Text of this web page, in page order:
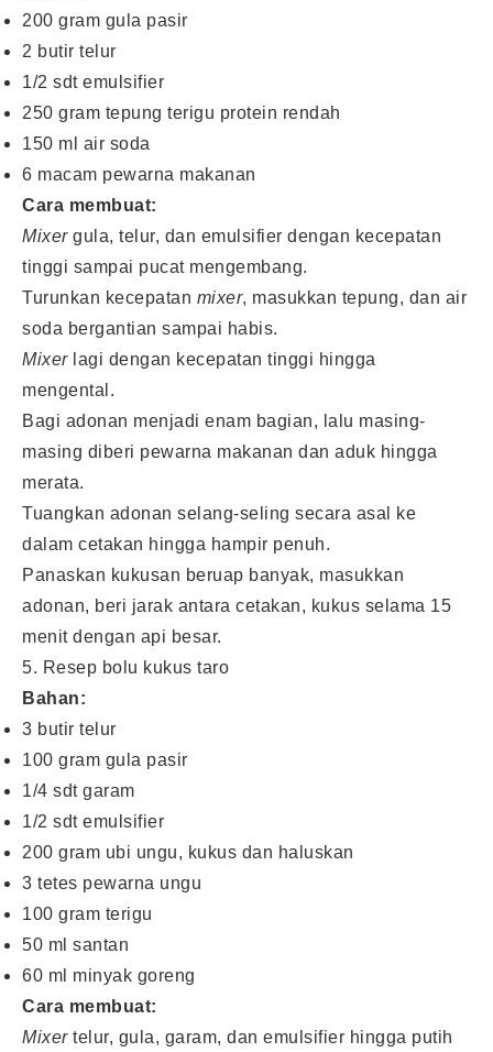
200 gram gula pasir
2 butir telur
1/2 sdt emulsifier
250 gram tepung terigu protein rendah
150 ml air soda
6 macam pewarna makanan
Cara membuat:
Mixergula, telur, dan emulsifier dengan kecepatan
tinggi sampai pucat mengembang.
Turunkan kecepatan mixer, masukkan tepung, dan air
soda bergantian sampai habis.
Mixerlagi dengan kecepatan tinggi hingga
mengental.
Bagi adonan menjadi enam bagian, lalu masing-
masing diberi pewarna makanan dan aduk hingga
merata.
Tuangkan adonan selang-seling secara asal ke
dalam cetakan hingga hampir penuh.
Panaskan kukusan beruap banyak, masukkan
adonan, beri jarak antara cetakan, kukus selama 15
menit dengan api besar.
5. Resep bolu kukus taro
Bahan:
3 butir telur
100 gram gula pasir
1/4 sdt garam
1/2 sdt emulsifier
200 gram ubi ungu, kukus dan haluskan
3 tetes pewarna ungu
100 gram terigu
50 ml santan
60 ml minyak goreng
Cara membuat:
Mixer telur, gula, garam, dan emulsifier hingga putih